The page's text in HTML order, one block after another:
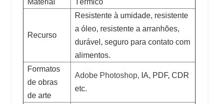
Recurso
Resistente à umidade, resistente
a óleo, resistente a arranhões,
durável, seguro para contato com
alimentos.
Formatos
de obras
de arte
Adobe Photoshop, IA, PDF, CDR
etc.